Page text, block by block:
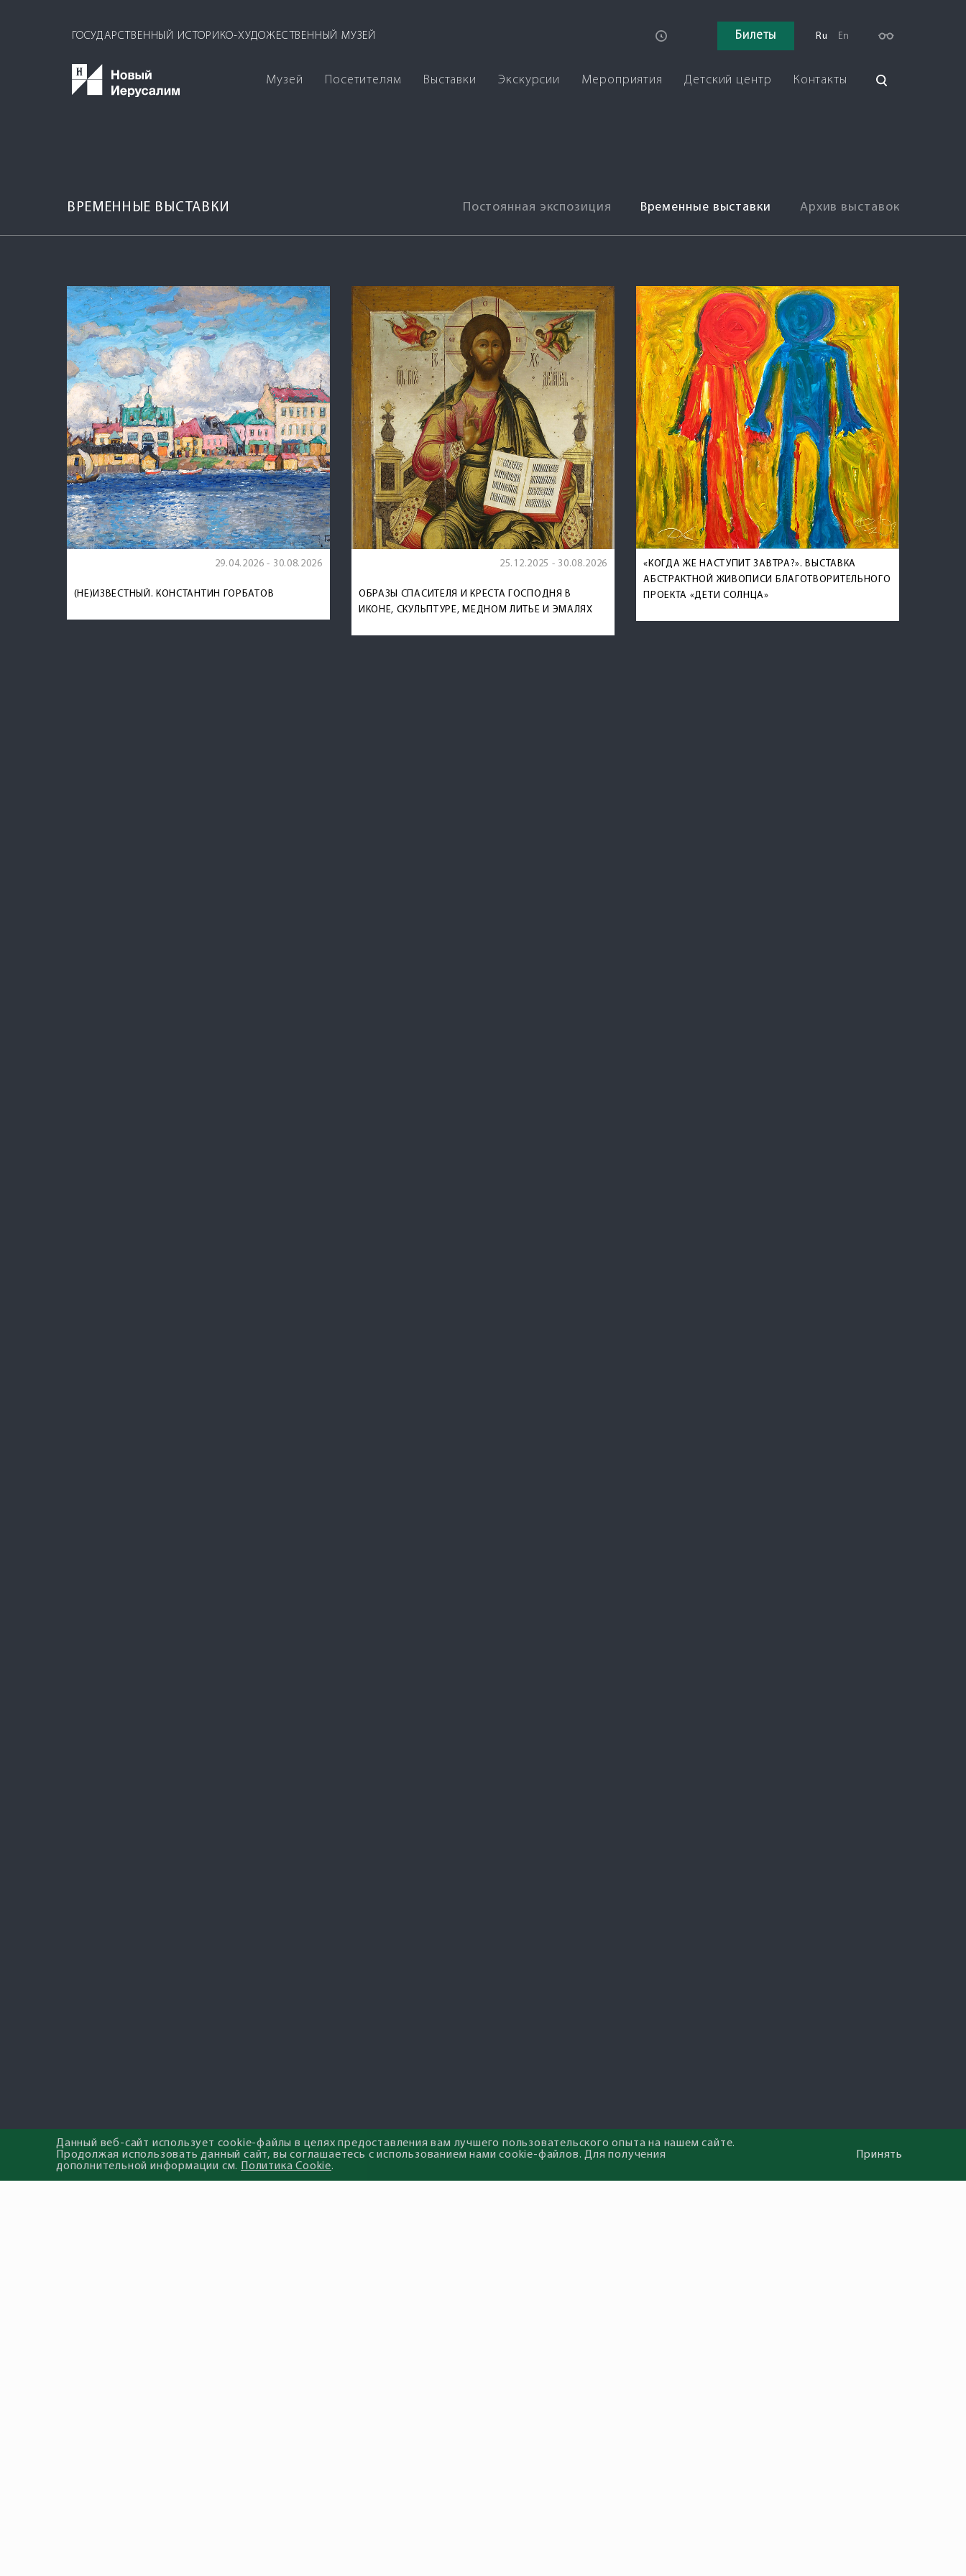
ГОСУДАРСТВЕННЫЙ ИСТОРИКО-ХУДОЖЕСТВЕННЫЙ МУЗЕЙ Билеты Ru En
Музей Посетителям Выставки Экскурсии Мероприятия Детский центр Контакты
ВРЕМЕННЫЕ ВЫСТАВКИ Постоянная экспозиция Временные выставки Архив выставок
29.04.2026 - 30.08.2026
(НЕ)ИЗВЕСТНЫЙ. КОНСТАНТИН ГОРБАТОВ
25.12.2025 - 30.08.2026
ОБРАЗЫ СПАСИТЕЛЯ И КРЕСТА ГОСПОДНЯ В
ИКОНЕ, СКУЛЬПТУРЕ, МЕДНОМ ЛИТЬЕ И ЭМАЛЯХ
«КОГДА ЖЕ НАСТУПИТ ЗАВТРА?». ВЫСТАВКА
АБСТРАКТНОЙ ЖИВОПИСИ БЛАГОТВОРИТЕЛЬНОГО
ПРОЕКТА «ДЕТИ СОЛНЦА»
Данный веб-сайт использует cookie-файлы в целях предоставления вам лучшего пользовательского опыта на нашем сайте.
Продолжая использовать данный сайт, вы соглашаетесь с использованием нами cookie-файлов. Для получения
дополнительной информации см.
Политика Cookie.
Принять